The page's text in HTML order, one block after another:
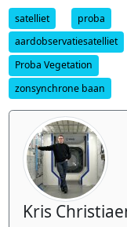
satelliet proba
aardobservatiesatelliet
Proba Vegetation
zonsynchrone baan
Kris